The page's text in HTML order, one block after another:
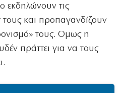
εκδηλώνουν τις
τους και προπαγανδίζουν
τους. Ομως η
πράττει για να τους